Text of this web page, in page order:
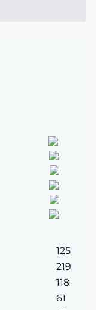
125
219
118
61